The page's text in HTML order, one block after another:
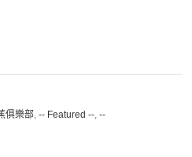
俱樂部, -- Featured --, --